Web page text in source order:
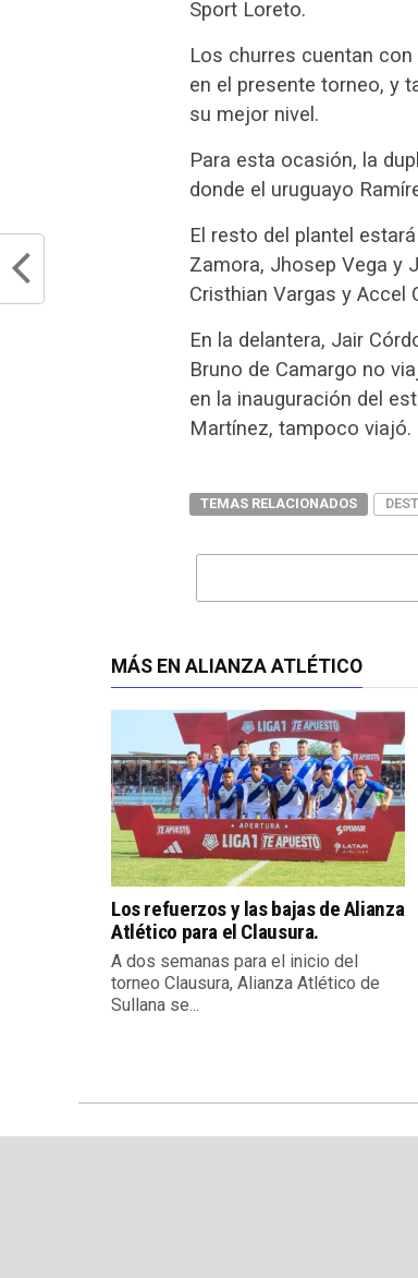
Sport Loreto.
Los churres cuentan
en el presente torneo, y
su mejor nivel.
Para esta ocasión, la
donde el uruguayo
El resto del plantel
Zamora, Jhosep Vega y
Cristhian Vargas y Accel
En la delantera, Jair
Bruno de Camargo no
en la inauguración del
Martínez, tampoco viajó.
TEMAS RELACIONADOS
MÁS EN ALIANZA ATLÉTICO
Los refuerzos y las bajas de Alianza
Atlético para el Clausura.
A dos semanas para el inicio del
torneo Clausura, Alianza Atlético de
Sullana se...